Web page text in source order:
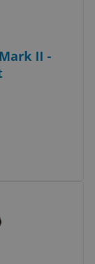
II -